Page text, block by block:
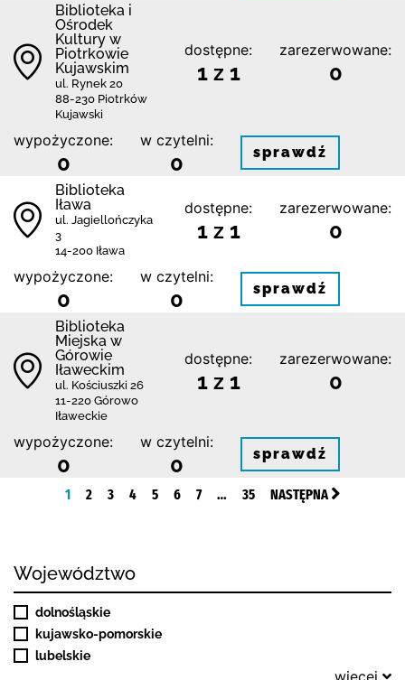
Biblioteka i
Ośrodek
Kultury w
Piotrkowie
Kujawskim
ul. Rynek 20
88-230 Piotrków
Kujawski
dostępne:
1 z 1
zarezerwowane:
0
wypożyczone:
0
w czytelni:
0 sprawdź
Biblioteka
Iława
ul. Jagiellończyka
3
14-200 Iława
dostępne:
1 z 1
zarezerwowane:
0
wypożyczone:
0
w czytelni:
0 sprawdź
Biblioteka
Miejska w
Górowie
Iławeckim
ul. Kościuszki 26
11-220 Górowo
Iławeckie
dostępne:
1 z 1
zarezerwowane:
0
wypożyczone:
0
w czytelni:
0 sprawdź
1 2 3 4 5 6 7 … 35 NASTĘPNA
Województwo
dolnośląskie
kujawsko-pomorskie
lubelskie
więcej